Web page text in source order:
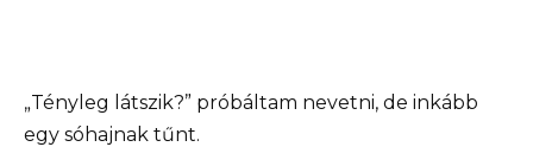
„Tényleg látszik?” próbáltam nevetni, de inkább
egy sóhajnak tűnt.